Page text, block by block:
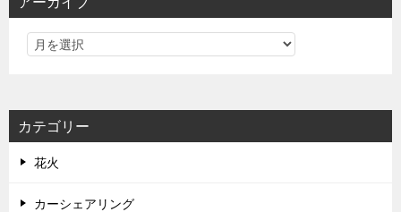
カテゴリー
花火
カーシェアリング